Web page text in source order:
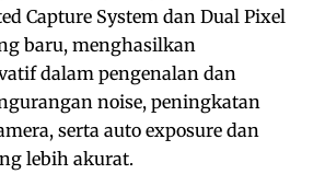
Capture System dan Dual Pixel
baru, menghasilkan
dalam pengenalan dan
noise, peningkatan
serta auto exposure dan
lebih akurat.